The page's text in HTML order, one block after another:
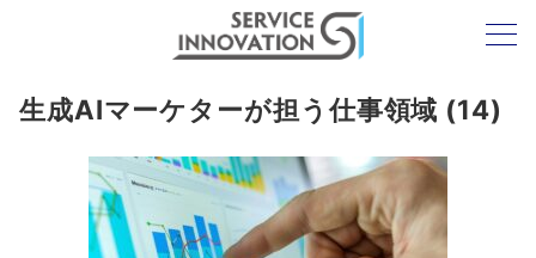
生成AIマーケターが担う仕事領域 (14)